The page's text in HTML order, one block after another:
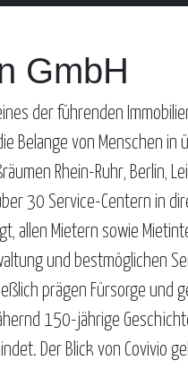
GmbH
der führenden
Belange von Menschen
Rhein-Ruhr, Berlin,
30 Service-Centern in
allen Mietern sowie
und bestmöglichen
prägen Fürsorge und
150-jährige
Der Blick von Covivio